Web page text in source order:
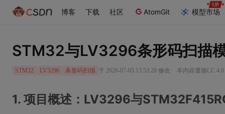
博客 下载 社区 AtomGit 模型市场
STM32与LV3296条形码扫描
STM32 LV3296 条形码扫描 于 2026-07-05 13:53:28 修改 · 本内容遵循CC
1. 项目概述：LV3296与